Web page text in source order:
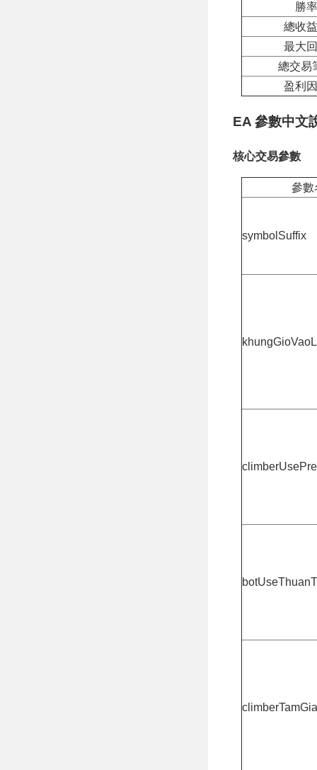
勝率
總收
最大
總交易
盈利
EA 參數中文
核心交易參數
參數
symbolSuffix
climberTamGia